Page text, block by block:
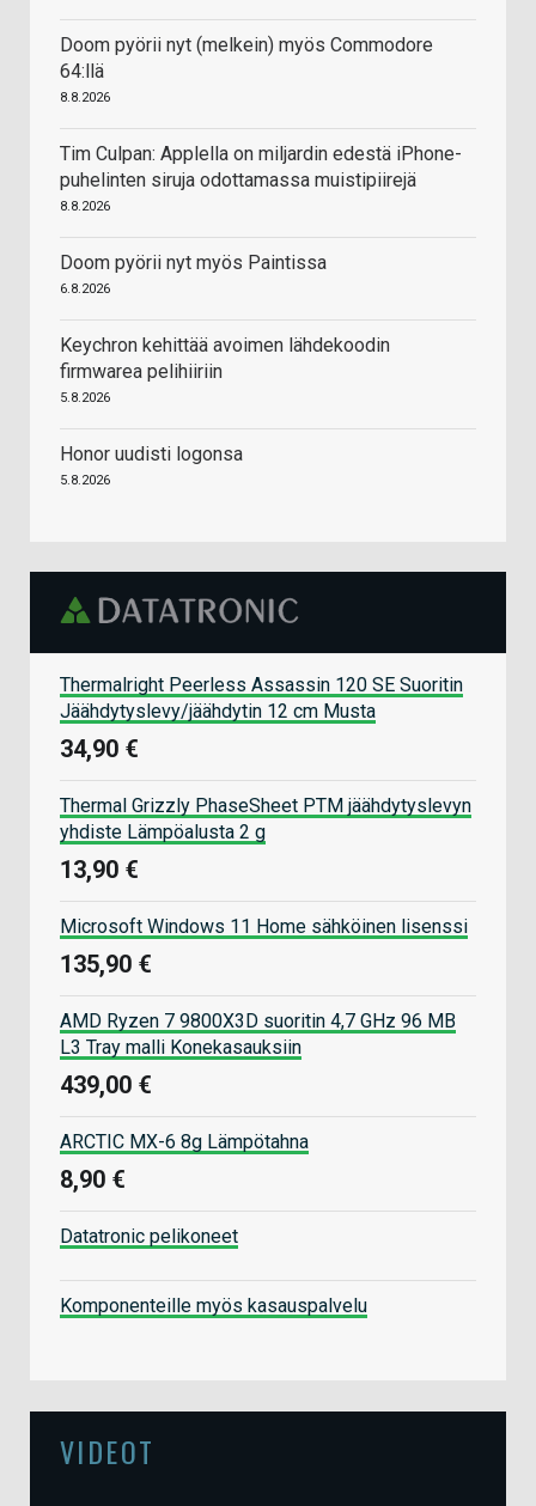
Doom pyörii nyt (melkein) myös Commodore
64:llä
8.8.2026
Tim Culpan: Applella on miljardin edestä iPhone-
puhelinten siruja odottamassa muistipiirejä
8.8.2026
Doom pyörii nyt myös Paintissa
6.8.2026
Keychron kehittää avoimen lähdekoodin
firmwarea pelihiiriin
5.8.2026
Honor uudisti logonsa
5.8.2026
Thermalright Peerless Assassin 120 SE Suoritin
Jäähdytyslevy/jäähdytin 12 cm Musta
34,90 €
Thermal Grizzly PhaseSheet PTM jäähdytyslevyn
yhdiste Lämpöalusta 2 g
13,90 €
Microsoft Windows 11 Home sähköinen lisenssi
135,90 €
AMD Ryzen 7 9800X3D suoritin 4,7 GHz 96 MB
L3 Tray malli Konekasauksiin
439,00 €
ARCTIC MX-6 8g Lämpötahna
8,90 €
Datatronic pelikoneet
Komponenteille myös kasauspalvelu
VIDEOT